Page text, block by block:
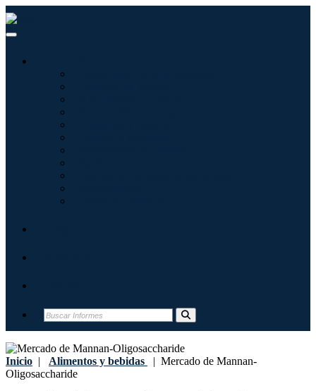
Inicio | Alimentos y bebidas | Mercado de Mannan-
Oligosaccharide